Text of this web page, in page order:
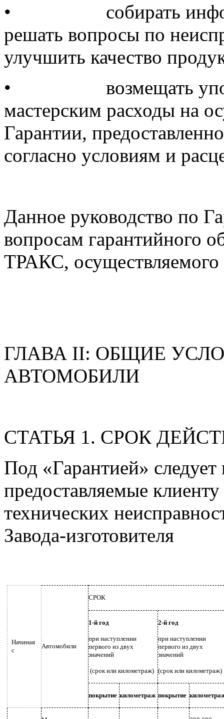
•
собирать
решать вопросы по
улучшить качество
•
возмещать
мастерским расходы на
Гарантии,
согласно условиям и
Данное руководство по
вопросам гарантийного
ТРАКС,
ГЛАВА II: ОБЩИЕ
АВТОМОБИЛИ
СТАТЬЯ 1. СРОК
Под «Гарантией»
предоставляемые
технических
Завода-изготовителя
Начиная
с
Автомобили
СРОК
1-й год
при наступлении
первого из двух
значений
(срок или километраж)
2-й год
при наступлении
первого из двух
значений
(срок или километраж)
покрытие километраж покрытие